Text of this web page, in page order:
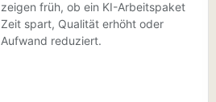
zeigen früh, ob ein KI-Arbeitspaket
Zeit spart, Qualität erhöht oder
Aufwand reduziert.